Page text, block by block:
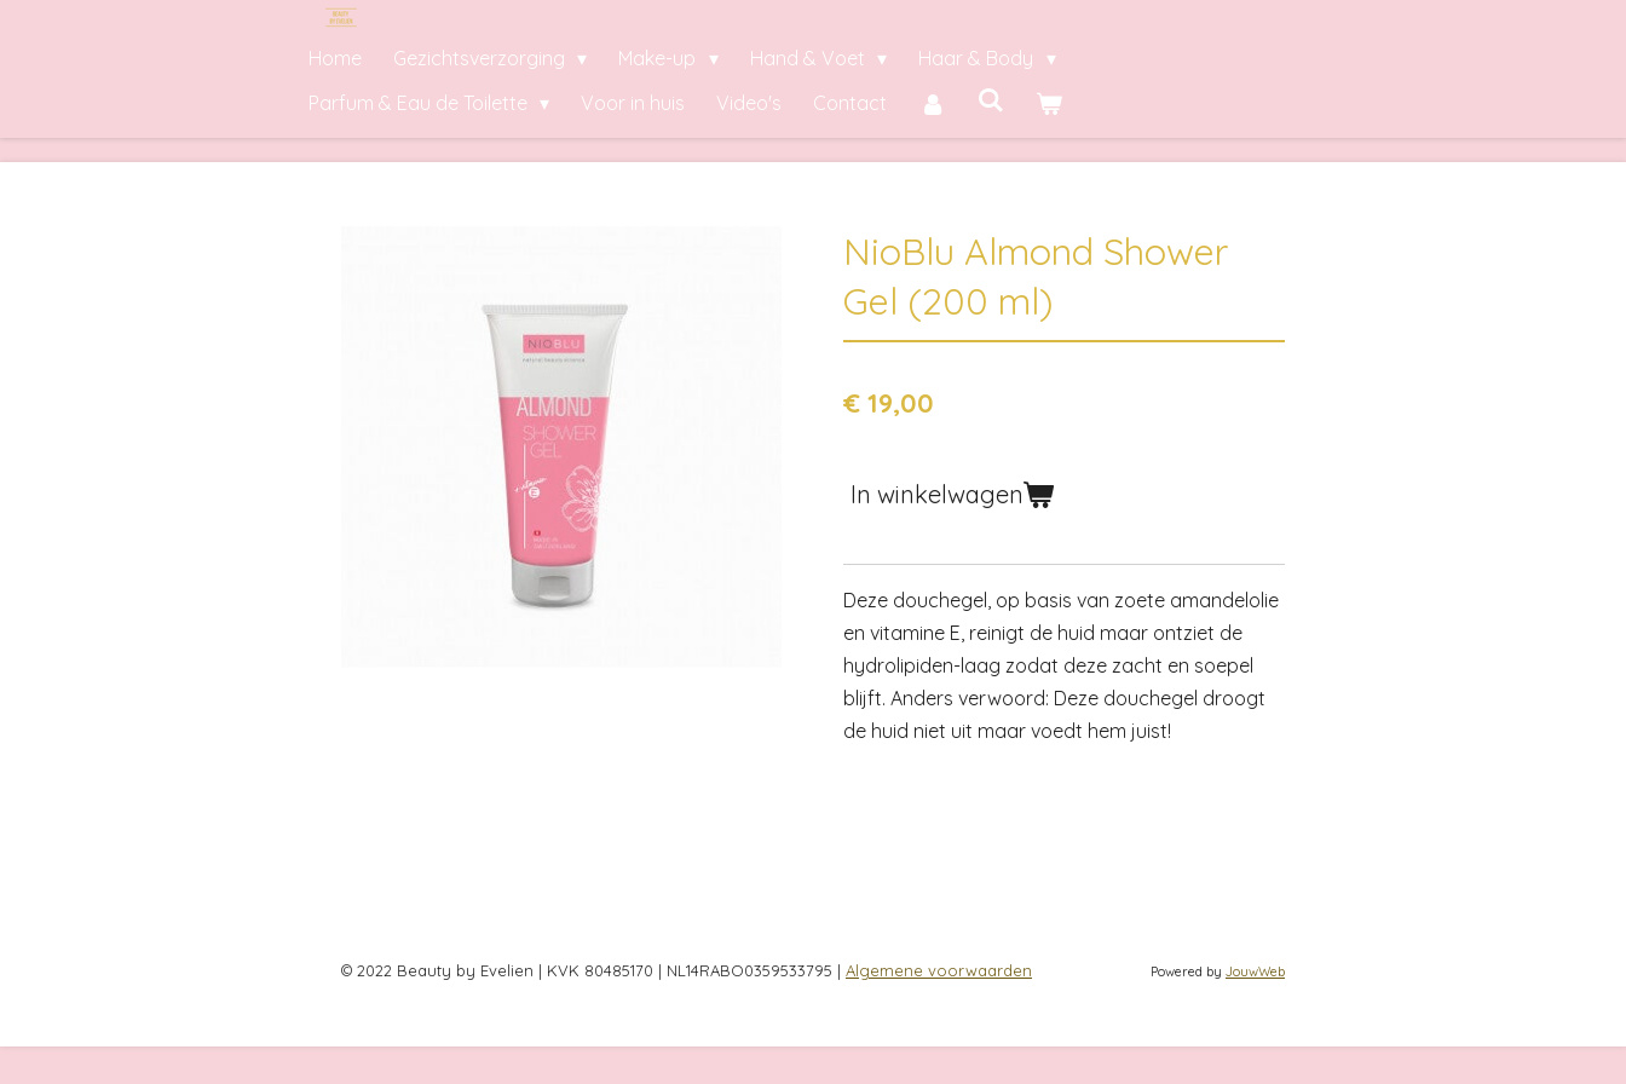
hoofdinhoud
Home Gezichtsverzorging Make-up Hand & Voet
Haar & Body
Parfum & Eau de Toilette
Voor in huis Video's Contact
NioBlu Almond Shower
Gel (200 ml)
€ 19,00
In winkelwagen
Deze douchegel, op basis van zoete amandelolie
en vitamine E, reinigt de huid maar ontziet de
hydrolipiden-laag zodat deze zacht en soepel
blijft. Anders verwoord: Deze douchegel droogt
de huid niet uit maar voedt hem juist!
© 2022 Beauty by Evelien | KVK 80485170 | NL14RABO0359533795 | Algemene voorwaarden Powered by JouwWeb